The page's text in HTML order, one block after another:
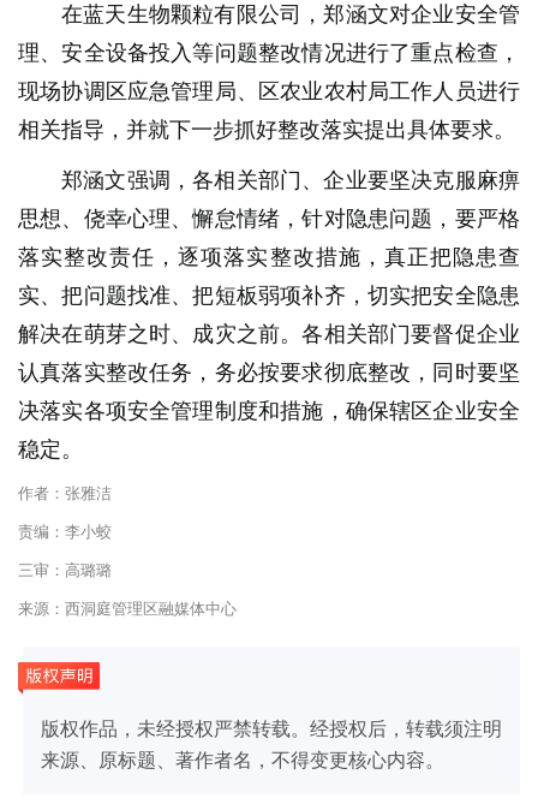
在蓝天生物颗粒有限公司，郑涵文对企业安全管
理、安全设备投入等问题整改情况进行了重点检查，
现场协调区应急管理局、区农业农村局工作人员进行
相关指导，并就下一步抓好整改落实提出具体要求。
郑涵文强调，各相关部门、企业要坚决克服麻痹
思想、侥幸心理、懈怠情绪，针对隐患问题，要严格
落实整改责任，逐项落实整改措施，真正把隐患查
实、把问题找准、把短板弱项补齐，切实把安全隐患
解决在萌芽之时、成灾之前。各相关部门要督促企业
认真落实整改任务，务必按要求彻底整改，同时要坚
决落实各项安全管理制度和措施，确保辖区企业安全
稳定。
作者：张雅洁
责编：李小蛟
三审：高璐璐
来源：西洞庭管理区融媒体中心
版权作品，未经授权严禁转载。经授权后，转载须注明
来源、原标题、著作者名，不得变更核心内容。